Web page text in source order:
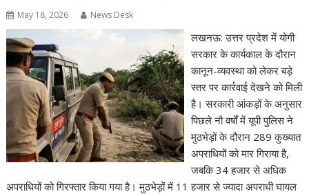
May 18, 2026 News Desk
लखनऊ: उत्तर प्रदेश में योगी
सरकार के कार्यकाल के दौरान
कानून-व्यवस्था को लेकर बड़े
स्तर पर कार्रवाई देखने को मिली
है। सरकारी आंकड़ों के अनुसार
पिछले नौ वर्षों में यूपी पुलिस ने
मुठभेड़ों के दौरान 289 कुख्यात
अपराधियों को मार गिराया है,
जबकि 34 हजार से अधिक
अपराधियों को गिरफ्तार किया गया है। मुठभेड़ों में 11 हजार से ज्यादा अपराधी घायल